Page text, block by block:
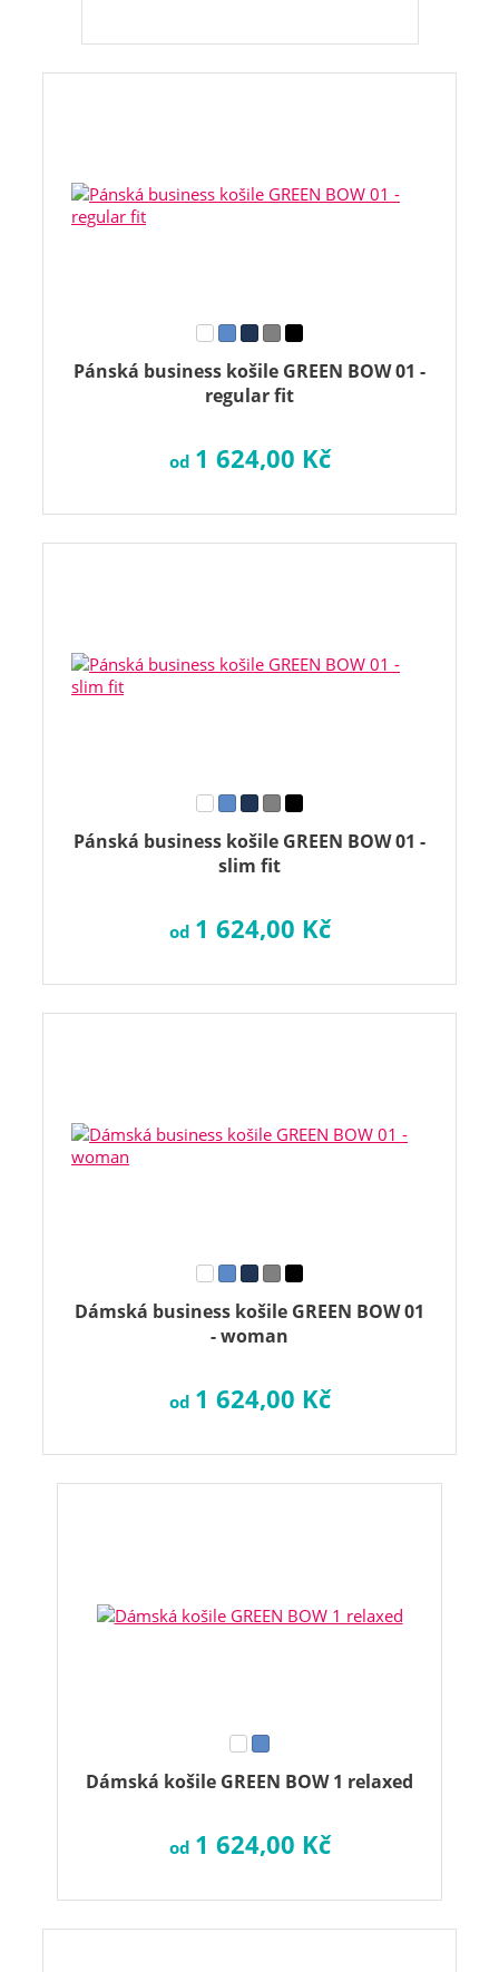
Pánská business košile GREEN BOW 01 -
regular fit
od 1 624,00 Kč
Pánská business košile GREEN BOW 01 -
slim fit
od 1 624,00 Kč
Dámská business košile GREEN BOW 01
- woman
od 1 624,00 Kč
Dámská košile GREEN BOW 1 relaxed
od 1 624,00 Kč